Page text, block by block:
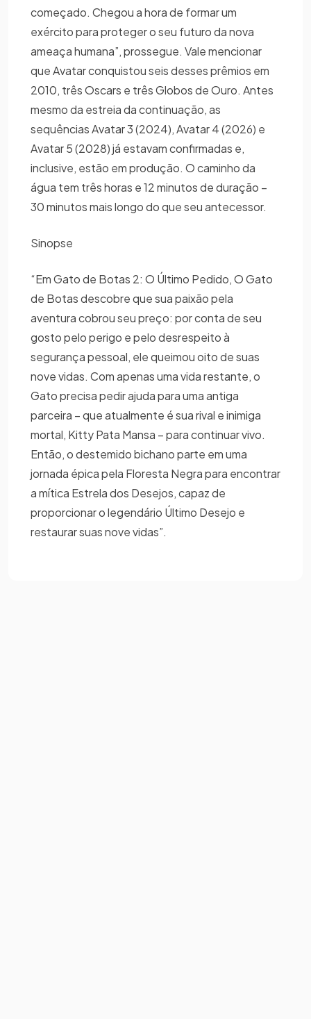
começado. Chegou a hora de formar um
exército para proteger o seu futuro da nova
ameaça humana”, prossegue. Vale mencionar
que Avatar conquistou seis desses prêmios em
2010, três Oscars e três Globos de Ouro. Antes
mesmo da estreia da continuação, as
sequências Avatar 3 (2024), Avatar 4 (2026) e
Avatar 5 (2028) já estavam confirmadas e,
inclusive, estão em produção. O caminho da
água tem três horas e 12 minutos de duração –
30 minutos mais longo do que seu antecessor.
Sinopse
“Em Gato de Botas 2: O Último Pedido, O Gato
de Botas descobre que sua paixão pela
aventura cobrou seu preço: por conta de seu
gosto pelo perigo e pelo desrespeito à
segurança pessoal, ele queimou oito de suas
nove vidas. Com apenas uma vida restante, o
Gato precisa pedir ajuda para uma antiga
parceira – que atualmente é sua rival e inimiga
mortal, Kitty Pata Mansa – para continuar vivo.
Então, o destemido bichano parte em uma
jornada épica pela Floresta Negra para encontrar
a mítica Estrela dos Desejos, capaz de
proporcionar o legendário Último Desejo e
restaurar suas nove vidas”.